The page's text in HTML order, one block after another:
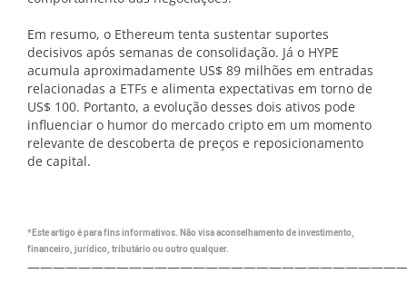
Em resumo, o Ethereum tenta sustentar suportes
decisivos após semanas de consolidação. Já o HYPE
acumula aproximadamente US$ 89 milhões em entradas
relacionadas a ETFs e alimenta expectativas em torno de
US$ 100. Portanto, a evolução desses dois ativos pode
influenciar o humor do mercado cripto em um momento
relevante de descoberta de preços e reposicionamento
de capital.
*Este artigo é para fins informativos. Não visa aconselhamento de investimento,
financeiro, jurídico, tributário ou outro qualquer.